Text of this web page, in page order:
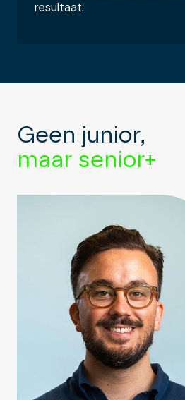
resultaat.
Geen junior,
maar senior+